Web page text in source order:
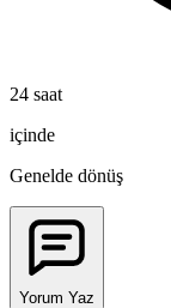
24 saat
içinde
Genelde dönüş
Yorum Yaz